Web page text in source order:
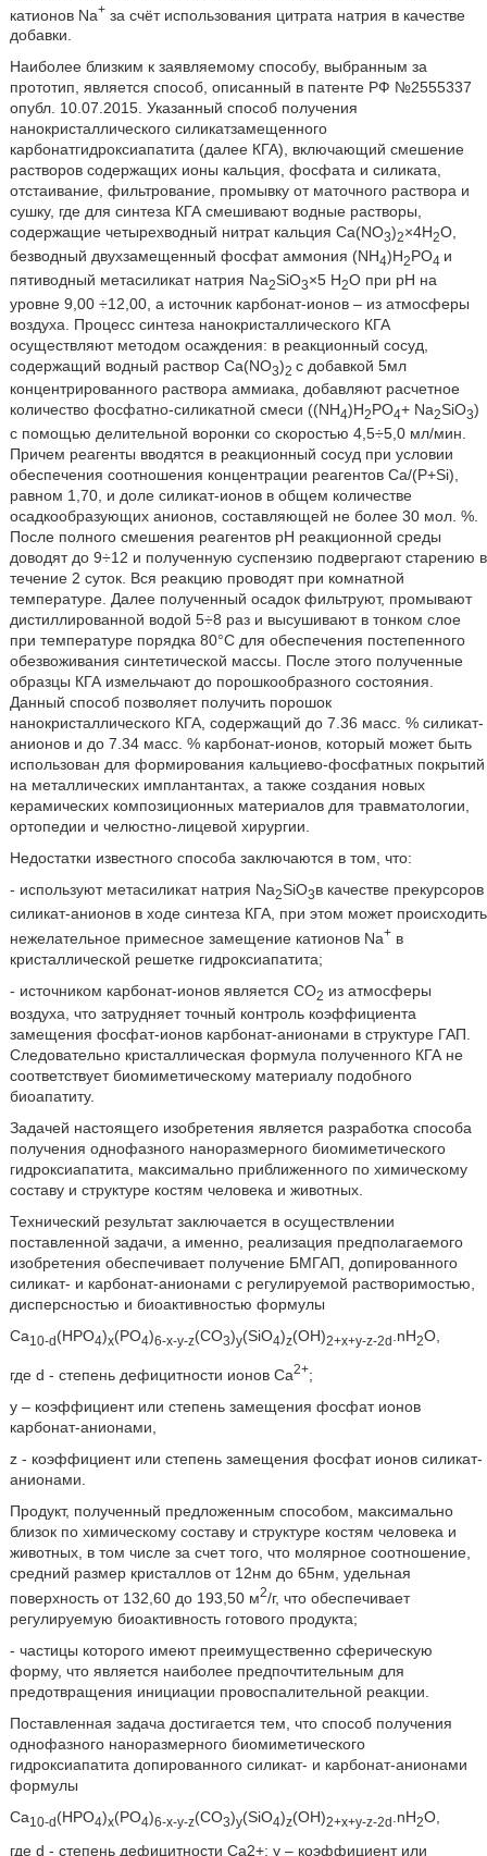
катионов Na+за счёт использования цитрата натрия в качестве
добавки.
Наиболее близким к заявляемому способу, выбранным за
прототип, является способ, описанный в патенте РФ №2555337
опубл. 10.07.2015. Указанный способ получения
нанокристаллического силикатзамещенного
карбонатгидроксиапатита (далее КГА), включающий смешение
растворов содержащих ионы кальция, фосфата и силиката,
отстаивание, фильтрование, промывку от маточного раствора и
сушку, где для синтеза КГА смешивают водные растворы,
содержащие четырехводный нитрат кальция Са(NO3)2×4H2O,
безводный двухзамещенный фосфат аммония (NH4)H2PO4 и
пятиводный метасиликат натрия Na2SiO3×5 H2O при рН на
уровне 9,00 ÷12,00, а источник карбонат-ионов – из атмосферы
воздуха. Процесс синтеза нанокристаллического КГА
осуществляют методом осаждения: в реакционный сосуд,
содержащий водный раствор Са(NO3)2 с добавкой 5мл
концентрированного раствора аммиака, добавляют расчетное
количество фосфатно-силикатной смеси ((NH4)H2PO4+ Na2SiO3)
с помощью делительной воронки со скоростью 4,5÷5,0 мл/мин.
Причем реагенты вводятся в реакционный сосуд при условии
обеспечения соотношения концентрации реагентов Ca/(P+Si),
равном 1,70, и доле силикат-ионов в общем количестве
осадкообразующих анионов, составляющей не более 30 мол. %.
После полного смешения реагентов рН реакционной среды
доводят до 9÷12 и полученную суспензию подвергают старению в
течение 2 суток. Вся реакцию проводят при комнатной
температуре. Далее полученный осадок фильтруют, промывают
дистиллированной водой 5÷8 раз и высушивают в тонком слое
при температуре порядка 80°С для обеспечения постепенного
обезвоживания синтетической массы. После этого полученные
образцы КГА измельчают до порошкообразного состояния.
Данный способ позволяет получить порошок
нанокристаллического КГА, содержащий до 7.36 масс. % силикат-
анионов и до 7.34 масс. % карбонат-ионов, который может быть
использован для формирования кальциево-фосфатных покрытий
на металлических имплантантах, а также создания новых
керамических композиционных материалов для травматологии,
ортопедии и челюстно-лицевой хирургии.
Недостатки известного способа заключаются в том, что:
- используют метасиликат натрия Na2SiO3в качестве прекурсоров
силикат-анионов в ходе синтеза КГА, при этом может происходить
нежелательное примесное замещение катионов Na+в
кристаллической решетке гидроксиапатита;
- источником карбонат-ионов является CO2 из атмосферы
воздуха, что затрудняет точный контроль коэффициента
замещения фосфат-ионов карбонат-анионами в структуре ГАП.
Следовательно кристаллическая формула полученного КГА не
соответствует биомиметическому материалу подобного
биоапатиту.
Задачей настоящего изобретения является разработка способа
получения однофазного наноразмерного биомиметического
гидроксиапатита, максимально приближенного по химическому
составу и структуре костям человека и животных.
Технический результат заключается в осуществлении
поставленной задачи, а именно, реализация предполагаемого
изобретения обеспечивает получение БМГАП, допированного
силикат- и карбонат-анионами с регулируемой растворимостью,
дисперсностью и биоактивностью формулы
Ca10-d (HPO4)x(PO4)6-x-y-z(CO3)y(SiO4)z(OH)2+x+y-z-2d .nH2O,
где d - степень дефицитности ионов Ca2+;
y – коэффициент или степень замещения фосфат ионов
карбонат-анионами,
z - коэффициент или степень замещения фосфат ионов силикат-
анионами.
Продукт, полученный предложенным способом, максимально
близок по химическому составу и структуре костям человека и
животных, в том числе за счет того, что молярное соотношение,
средний размер кристаллов от 12нм до 65нм, удельная
поверхность от 132,60 до 193,50 м2/г, что обеспечивает
регулируемую биоактивность готового продукта;
- частицы которого имеют преимущественно сферическую
форму, что является наиболее предпочтительным для
предотвращения инициации провоспалительной реакции.
Поставленная задача достигается тем, что способ получения
однофазного наноразмерного биомиметического
гидроксиапатита допированного силикат- и карбонат-анионами
формулы
Ca10-d(HPO4)x(PO4)6-x-y-z(CO3)y(SiO4)z(OH)2+x+y-z-2d .nH2O,
где d - степень дефицитности Ca2+; y – коэффициент или